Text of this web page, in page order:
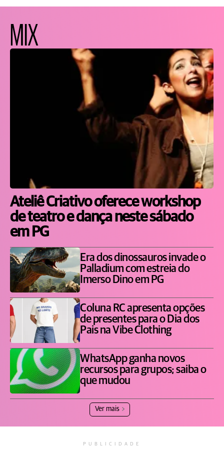
MIX
Ateliê Criativo oferece workshop
de teatro e dança neste sábado
em PG
Era dos dinossauros invade o
Palladium com estreia do
Imerso Dino em PG
Coluna RC apresenta opções
de presentes para o Dia dos
Pais na Vibe Clothing
WhatsApp ganha novos
recursos para grupos; saiba o
que mudou
Ver mais
PUBLICIDADE